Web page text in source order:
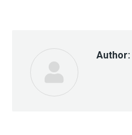
Author: